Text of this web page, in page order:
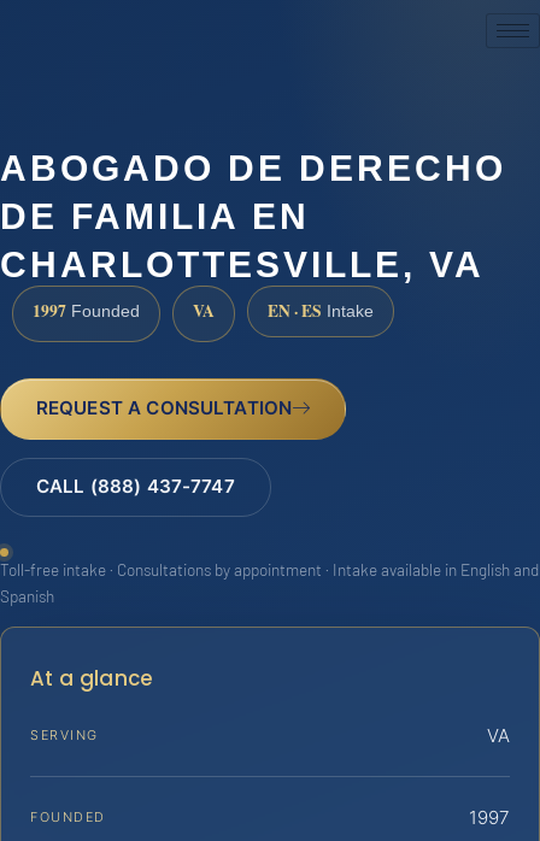
ABOGADO DE DERECHO
DE FAMILIA EN
CHARLOTTESVILLE, VA
1997 Founded VA EN · ES Intake
REQUEST A CONSULTATION
CALL (888) 437-7747
Toll-free intake · Consultations by appointment · Intake available in English and
Spanish
At a glance
SERVING VA
FOUNDED 1997